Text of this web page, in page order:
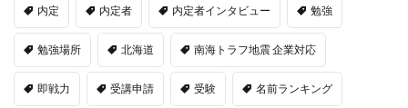
内定 内定者 内定者インタビュー 勉強
勉強場所 北海道 南海トラフ地震 企業対応
即戦力 受講申請 受験 名前ランキング